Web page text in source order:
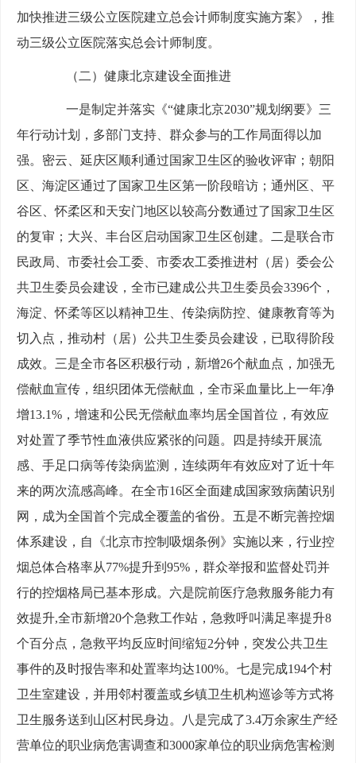
加快推进三级公立医院建立总会计师制度实施方案》，推
动三级公立医院落实总会计师制度。
（二）健康北京建设全面推进
一是制定并落实《“健康北京2030”规划纲要》三
年行动计划，多部门支持、群众参与的工作局面得以加
强。密云、延庆区顺利通过国家卫生区的验收评审；朝阳
区、海淀区通过了国家卫生区第一阶段暗访；通州区、平
谷区、怀柔区和天安门地区以较高分数通过了国家卫生区
的复审；大兴、丰台区启动国家卫生区创建。二是联合市
民政局、市委社会工委、市委农工委推进村（居）委会公
共卫生委员会建设，全市已建成公共卫生委员会3396个，
海淀、怀柔等区以精神卫生、传染病防控、健康教育等为
切入点，推动村（居）公共卫生委员会建设，已取得阶段
成效。三是全市各区积极行动，新增26个献血点，加强无
偿献血宣传，组织团体无偿献血，全市采血量比上一年净
增13.1%，增速和公民无偿献血率均居全国首位，有效应
对处置了季节性血液供应紧张的问题。四是持续开展流
感、手足口病等传染病监测，连续两年有效应对了近十年
来的两次流感高峰。在全市16区全面建成国家致病菌识别
网，成为全国首个完成全覆盖的省份。五是不断完善控烟
体系建设，自《北京市控制吸烟条例》实施以来，行业控
烟总体合格率从77%提升到95%，群众举报和监督处罚并
行的控烟格局已基本形成。六是院前医疗急救服务能力有
效提升,全市新增20个急救工作站，急救呼叫满足率提升8
个百分点，急救平均反应时间缩短2分钟，突发公共卫生
事件的及时报告率和处置率均达100%。七是完成194个村
卫生室建设，并用邻村覆盖或乡镇卫生机构巡诊等方式将
卫生服务送到山区村民身边。八是完成了3.4万余家生产经
营单位的职业病危害调查和3000家单位的职业病危害检测